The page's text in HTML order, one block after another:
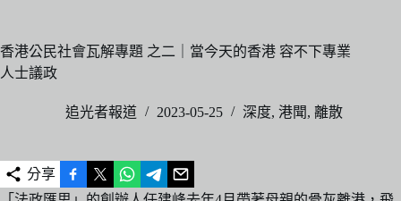
香港公民社會瓦解專題 之二｜當今天的香港 容不下專業
人士議政
追光者報道 2023-05-25 深度, 港聞, 離散
分享